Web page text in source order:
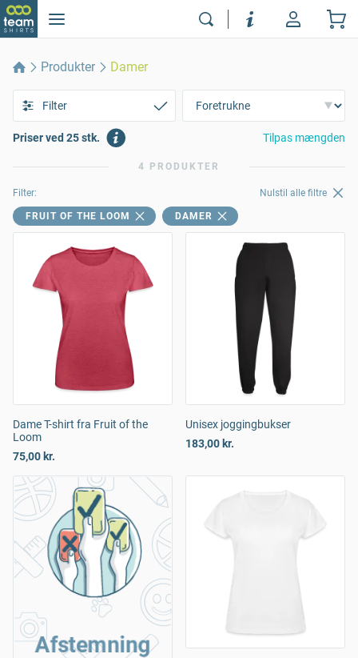
Produkter Damer
Filter
Priser ved 25 stk. Tilpas mængden
4 PRODUKTER
Filter: Nulstil alle filtre
FRUIT OF THE LOOM DAMER
Dame T-shirt fra Fruit of the
Loom
75,00 kr.
Unisex joggingbukser
183,00 kr.
Afstemning